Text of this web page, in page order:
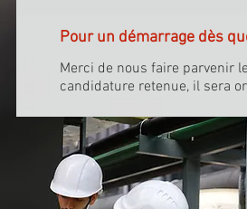
Pour un démarrage dès
Merci de nous faire parvenir
candidature retenue, il sera